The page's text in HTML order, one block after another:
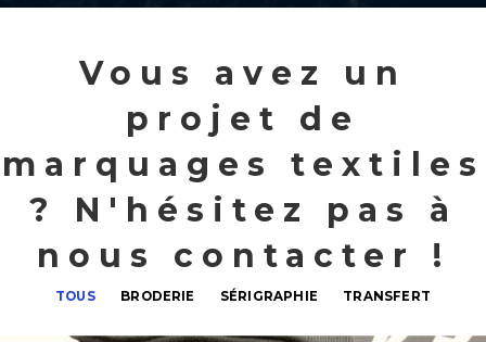
Vous avez un
projet de
marquages textiles
? N'hésitez pas à
nous contacter !
TOUS BRODERIE SÉRIGRAPHIE TRANSFERT